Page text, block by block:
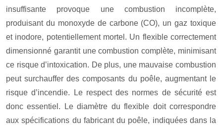
insuffisante provoque une combustion incomplète,
produisant du monoxyde de carbone (CO), un gaz toxique
et inodore, potentiellement mortel. Un flexible correctement
dimensionné garantit une combustion complète, minimisant
ce risque d’intoxication. De plus, une mauvaise combustion
peut surchauffer des composants du poêle, augmentant le
risque d’incendie. Le respect des normes de sécurité est
donc essentiel. Le diamètre du flexible doit correspondre
aux spécifications du fabricant du poêle, indiquées dans la